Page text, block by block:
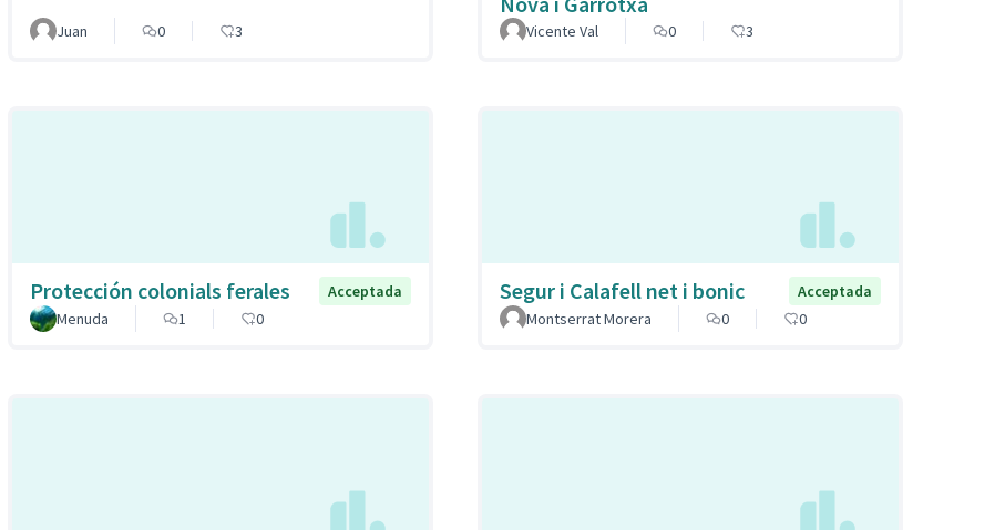
Juan 0 3 Vicente Val 0 3
Protección colonials ferales
Acceptada
Menuda
1 0
Segur i Calafell net i bonic
Acceptada
Montserrat Morera
0 0